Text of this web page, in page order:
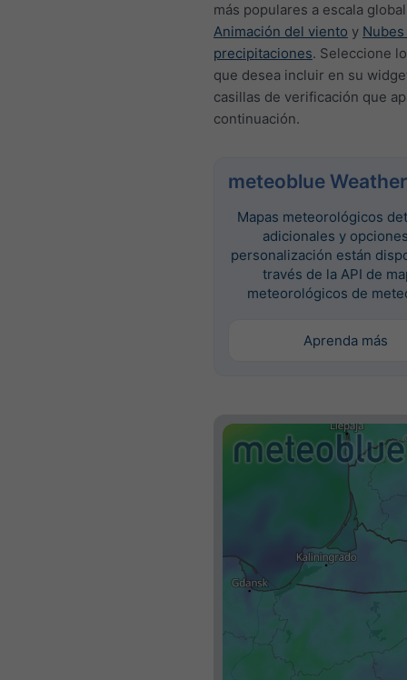
más populares a escala
Animación del viento y
precipitaciones. Seleccione
que desea incluir en su
casillas de verificación que
continuación.
meteoblue
Mapas meteorológicos
adicionales y
personalización están
través de la API de
meteorológicos de
Aprenda más